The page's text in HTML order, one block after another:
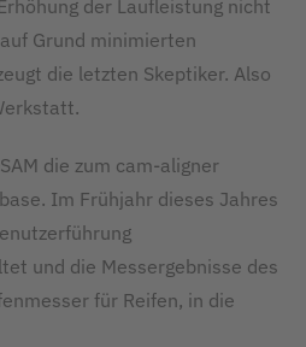
der Laufleistung nicht
Grund minimierten
die letzten Skeptiker. Also
die zum cam-aligner
Im Frühjahr dieses Jahres
und die Messergebnisse des
für Reifen, in die